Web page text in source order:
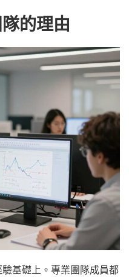
的理由
基礎上。專業團隊成員都